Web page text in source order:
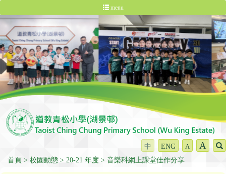
menu
中 ENG A A
首頁 校園動態 20-21 年度 音樂科網上課堂佳作分享